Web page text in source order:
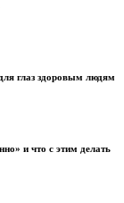
глаз здоровым людям
и что с этим делать